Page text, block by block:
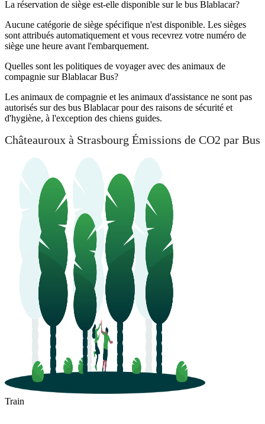
La réservation de siège est-elle disponible sur le bus Blablacar?
Aucune catégorie de siège spécifique n'est disponible. Les sièges
sont attribués automatiquement et vous recevrez votre numéro de
siège une heure avant l'embarquement.
Quelles sont les politiques de voyager avec des animaux de
compagnie sur Blablacar Bus?
Les animaux de compagnie et les animaux d'assistance ne sont pas
autorisés sur des bus Blablacar pour des raisons de sécurité et
d'hygiène, à l'exception des chiens guides.
Châteauroux à Strasbourg Émissions de CO2 par Bus
Train